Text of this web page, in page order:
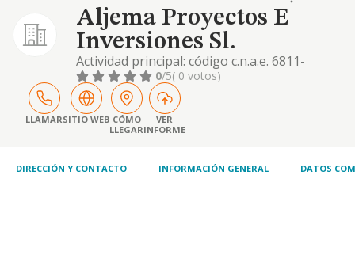
Aljema Proyectos E
Inversiones Sl.
Actividad principal: código c.n.a.e. 6811-
compraventa de bienes inmobiliarios por
cuenta propia. otras actividades: código
c.n.a.e. 6812-promoción inmobiliaria. código
c.n.a.e. 6820-alquiler de bienes inmobiliarios
por cuenta propia. código c.n.a.e. 6831-
0/5( 0 votos)
LLAMARSITIO WEB CÓMO
LLEGAR
VER
INFORME
DIRECCIÓN Y CONTACTO INFORMACIÓN GENERAL DATOS